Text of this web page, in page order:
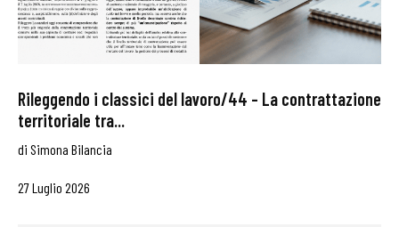
Rileggendo i classici del lavoro/44 – La contrattazione
territoriale tra...
di Simona Bilancia
27 Luglio 2026